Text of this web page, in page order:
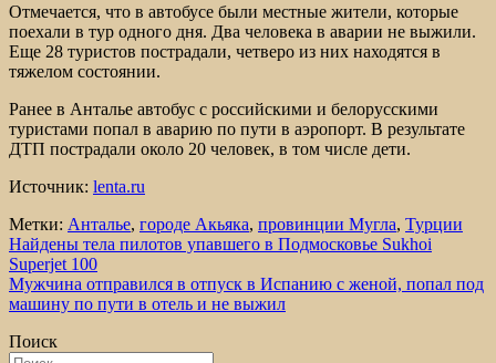
Отмечается, что в автобусе были местные жители, которые
поехали в тур одного дня. Два человека в аварии не выжили.
Еще 28 туристов пострадали, четверо из них находятся в
тяжелом состоянии.
Ранее в Анталье автобус с российскими и белорусскими
туристами попал в аварию по пути в аэропорт. В результате
ДТП пострадали около 20 человек, в том числе дети.
Источник: lenta.ru
Метки: Анталье, городе Акьяка, провинции Мугла, Турции
Навигация
по
записям
Найдены тела пилотов упавшего в Подмосковье Sukhoi
Superjet 100
Мужчина отправился в отпуск в Испанию с женой, попал под
машину по пути в отель и не выжил
Поиск